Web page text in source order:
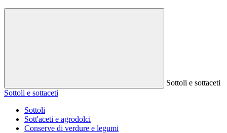
Sottoli e sottaceti
Sottoli e sottaceti
Sottoli
Sott'aceti e agrodolci
Conserve di verdure e legumi